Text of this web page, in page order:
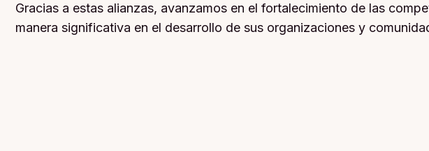
Gracias a estas alianzas, avanzamos en el fortalecimiento de las
manera significativa en el desarrollo de sus organizaciones y